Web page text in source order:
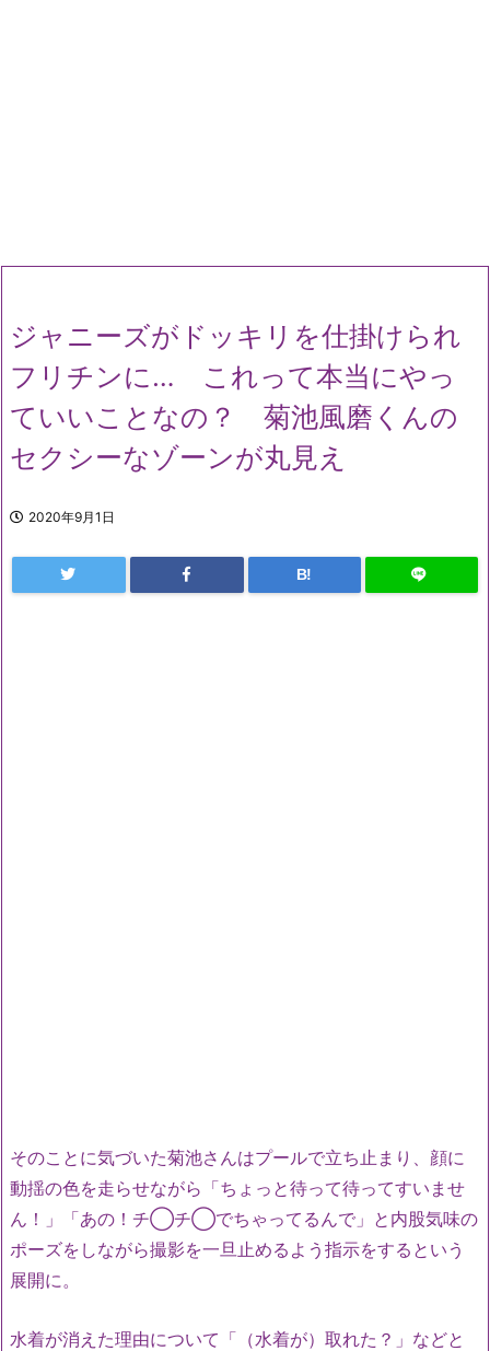
ジャニーズがドッキリを仕掛けられ
フリチンに… これって本当にやっ
ていいことなの？ 菊池風磨くんの
セクシーなゾーンが丸見え
2020年9月1日
B!
そのことに気づいた菊池さんはプールで立ち止まり、顔に
動揺の色を走らせながら「ちょっと待って待ってすいませ
ん！」「あの！チ◯チ◯でちゃってるんで」と内股気味の
ポーズをしながら撮影を一旦止めるよう指示をするという
展開に。
水着が消えた理由について「（水着が）取れた？」などと